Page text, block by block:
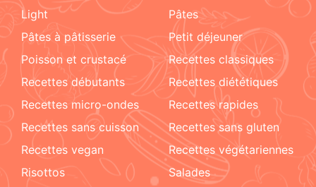
light
pâtes
pâtes à pâtisserie
petit déjeuner
poisson et crustacé
recettes classiques
recettes débutants
recettes diététiques
recettes micro-ondes
recettes rapides
recettes sans cuisson
recettes sans gluten
recettes vegan
recettes végétariennes
risottos
salades